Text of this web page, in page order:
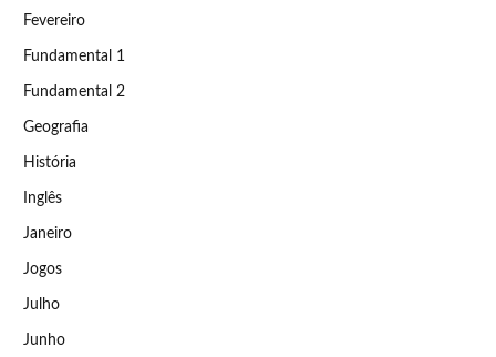
Fevereiro
Fundamental 1
Fundamental 2
Geografia
História
Inglês
Janeiro
Jogos
Julho
Junho